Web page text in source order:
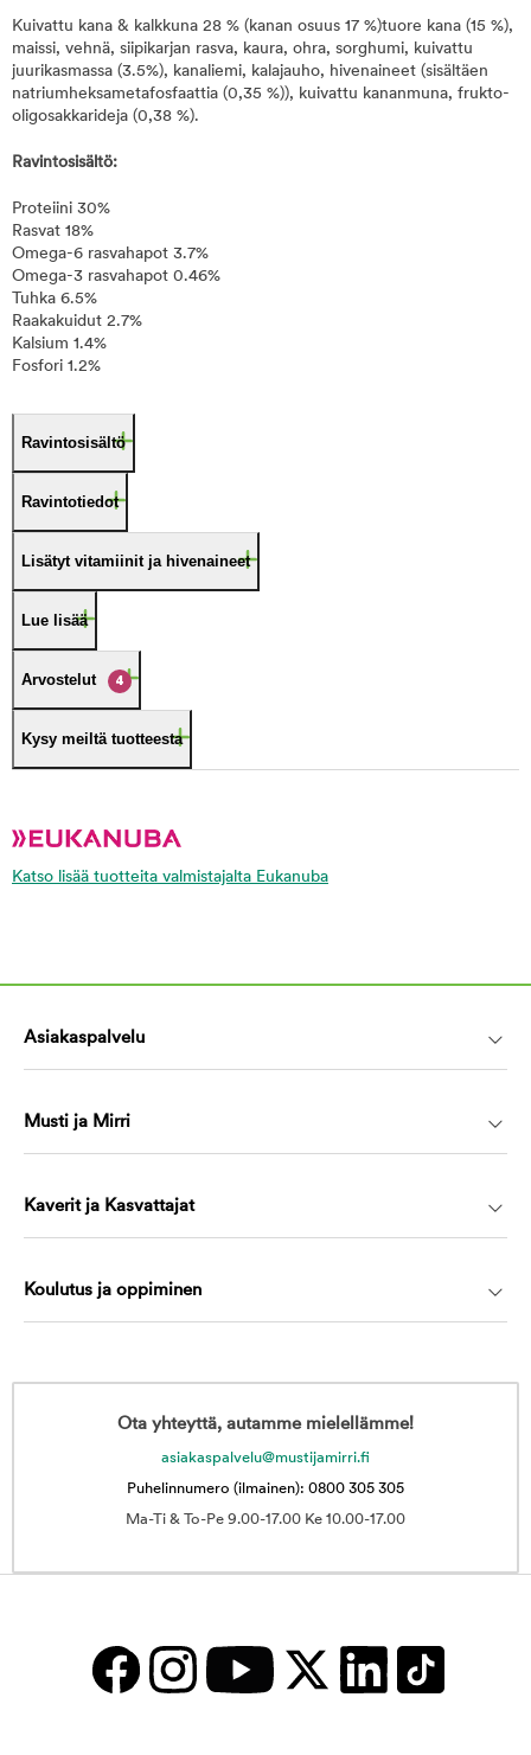
Kuivattu kana & kalkkuna 28 % (kanan osuus 17 %)tuore kana (15 %),
maissi, vehnä, siipikarjan rasva, kaura, ohra, sorghumi, kuivattu
juurikasmassa (3.5%), kanaliemi, kalajauho, hivenaineet (sisältäen
natriumheksametafosfaattia (0,35 %)), kuivattu kananmuna, frukto-
oligosakkarideja (0,38 %).
Ravintosisältö:
Proteiini 30%
Rasvat 18%
Omega-6 rasvahapot 3.7%
Omega-3 rasvahapot 0.46%
Tuhka 6.5%
Raakakuidut 2.7%
Kalsium 1.4%
Fosfori 1.2%
Ravintosisältö
Ravintotiedot
Lisätyt vitamiinit ja hivenaineet
Lue lisää
Arvostelut 4
Kysy meiltä tuotteesta
Katso lisää tuotteita valmistajalta Eukanuba
Asiakaspalvelu
Musti ja Mirri
Kaverit ja Kasvattajat
Koulutus ja oppiminen
Ota yhteyttä, autamme mielellämme!
asiakaspalvelu@mustijamirri.fi
Puhelinnumero (ilmainen): 0800 305 305
Ma-Ti & To-Pe 9.00-17.00 Ke 10.00-17.00